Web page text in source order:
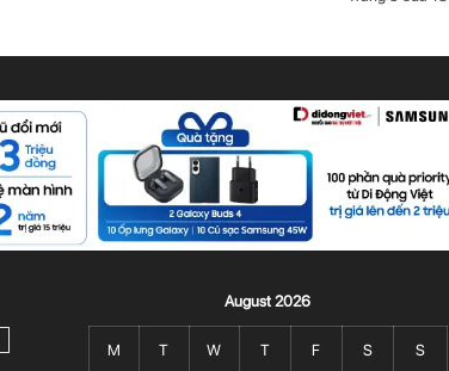
August 2026
M T W T F S S